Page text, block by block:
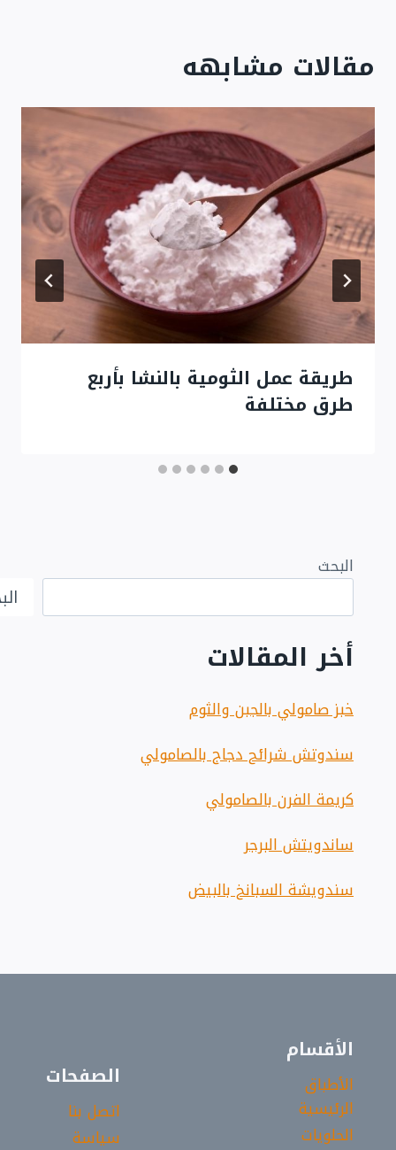
مقالات مشابهه
طريقة عمل الثومية بالنشا بأربع
طرق مختلفة
البحث
أخر المقالات
خبز صامولي بالجبن والثوم
سندوتش شرائح دجاج بالصامولي
كريمة الفرن بالصامولي
ساندويتش البرجر
سندويشة السبانخ بالبيض
الأقسام
الأطباق
الرئيسية
الحلويات
الصفحات
اتصل بنا
سياسة